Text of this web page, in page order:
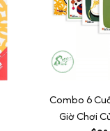
Combo 6
Giờ Chơi